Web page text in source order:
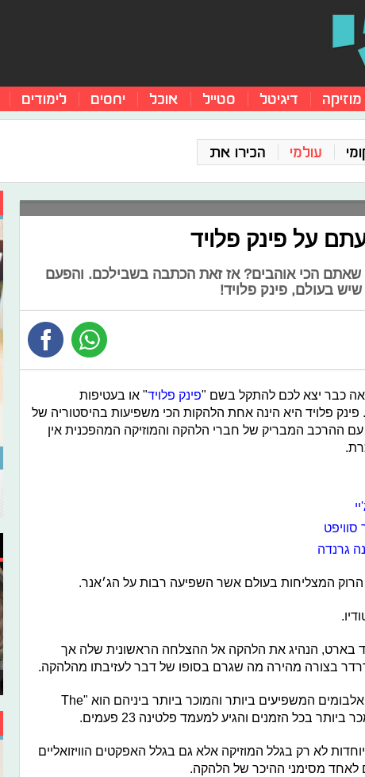
מוזיקה דיגיטל סטייל אוכל יחסים לימודים
עולמי הכירו את
שאתם הכי אוהבים? אז זאת הכתבה בשבילכם. והפעם
בעולם, פינק פלויד!
כבר יצא לכם להתקל בשם "פינק פלויד" או בעטיפות
פלויד היא הינה אחת הלהקות הכי משפיעות בהיסטוריה של
עם ההרכב המבריק של חברי הלהקה והמוזיקה המהפכנית אין
סוויפט
גרנדה
בארט, הנהיג את הלהקה אל ההצלחה הראשונית שלה אך
בצורה מהירה מה שגרם בסופו של דבר לעזיבתו מהלהקה.
4. פינק פלויד אחראית לחלק מהאלבומים המשפיעים ביותר והמוכר ביותר ביניהם הוא "The
לא רק בגלל המוזיקה אלא גם בגלל האפקטים הוויזואליים
לאחד מסימני ההיכר של הלהקה.